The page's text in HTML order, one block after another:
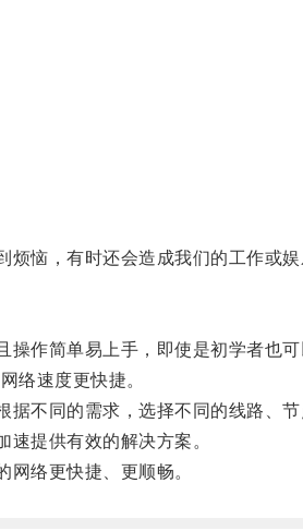
恼，有时还会造成我们的工作或娱
作简单易上手，即使是初学者也可
络速度更快捷。
不同的需求，选择不同的线路、节
提供有效的解决方案。
络更快捷、更顺畅。